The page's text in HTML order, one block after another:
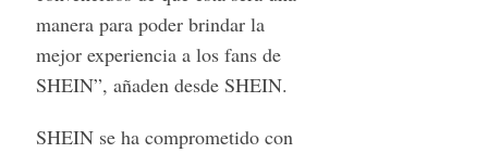
manera para poder brindar la
mejor experiencia a los fans de
SHEIN”, añaden desde SHEIN.
SHEIN se ha comprometido con
S
e
r